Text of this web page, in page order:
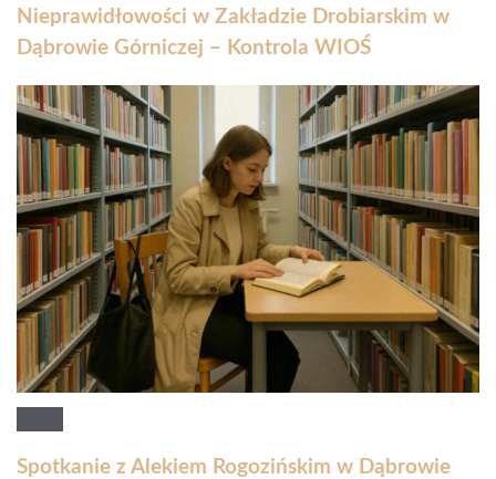
Nieprawidłowości w Zakładzie Drobiarskim w
Dąbrowie Górniczej – Kontrola WIOŚ
Spotkanie z Alekiem Rogozińskim w Dąbrowie